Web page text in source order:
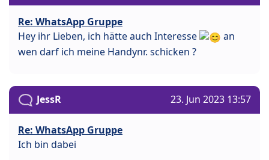
Re: WhatsApp Gruppe
Hey ihr Lieben, ich hätte auch Interesse
an
wen darf ich meine Handynr. schicken ?
JessR 23. Jun 2023 13:57
Re: WhatsApp Gruppe
Ich bin dabei